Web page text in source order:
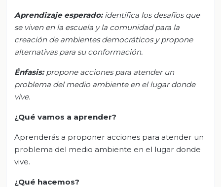
Aprendizaje esperado:identifica los desafíos que
se viven en la escuela y la comunidad para la
creación de ambientes democráticos y propone
alternativas para su conformación.
Énfasis:propone acciones para atender un
problema del medio ambiente en el lugar donde
vive.
¿Qué vamos a aprender?
Aprenderás a proponer acciones para atender un
problema del medio ambiente en el lugar donde
vive.
¿Qué hacemos?